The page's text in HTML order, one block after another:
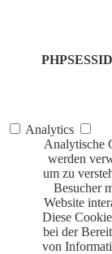
PHPSESSID
Analytics
Analytische
werden
um zu
Besucher
Website
Diese
bei der
von